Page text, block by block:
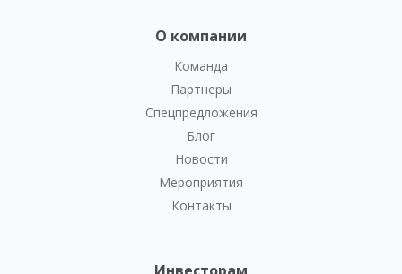
О компании
Команда
Партнеры
Спецпредложения
Блог
Новости
Мероприятия
Контакты